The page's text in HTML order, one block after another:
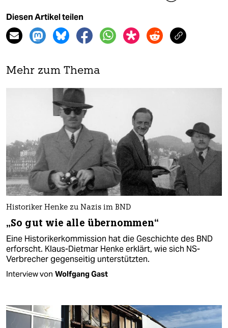
Diesen Artikel teilen
Mehr zum Thema
Historiker Henke zu Nazis im BND
„So gut wie alle übernommen“
Eine Historikerkommission hat die Geschichte des BND
erforscht. Klaus-Dietmar Henke erklärt, wie sich NS-
Verbrecher gegenseitig unterstützten.
Interview von Wolfgang Gast